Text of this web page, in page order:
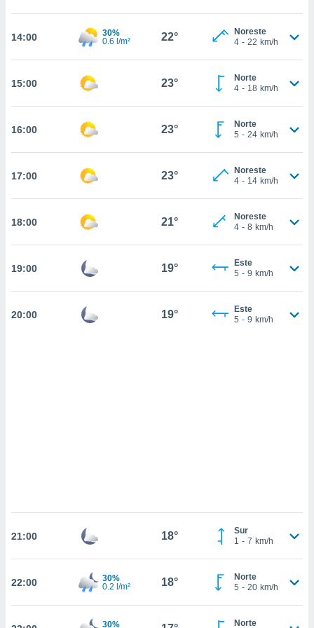
seguir
coste.
botón
a la
todas
nos
y análisis
como
y
en
más
de
sitio
14:00
30%
0.6 l/m²
22°
Noreste
4 - 22 km/h
15:00 23°
Norte
4 - 18 km/h
16:00 23°
Norte
5 - 24 km/h
17:00 23°
Noreste
4 - 14 km/h
18:00 21°
Noreste
4 - 8 km/h
19:00 19°
Este
5 - 9 km/h
20:00 19°
Este
5 - 9 km/h
21:00 18°
Sur
1 - 7 km/h
22:00
30%
0.2 l/m²
18°
Norte
5 - 20 km/h
30%
Norte